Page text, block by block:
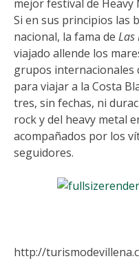
mejor festival de Heavy
Si en sus principios las
nacional, la fama de Las
viajado allende los
grupos internacionales
para viajar a la Costa
tres, sin fechas, ni
rock y del heavy metal
acompañados por los
seguidores.
http://